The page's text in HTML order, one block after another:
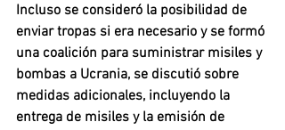
Incluso se consideró la posibilidad de
enviar tropas si era necesario y se formó
una coalición para suministrar misiles y
bombas a Ucrania, se discutió sobre
medidas adicionales, incluyendo la
entrega de misiles y la emisión de